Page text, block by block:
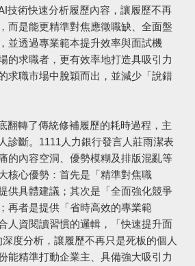
技術快速分析履歷內容，讓履歷不再
而是能更精準對焦應徵職缺、全面盤
並透過專業範本提升效率與面試機
的求職者，更有效率地打造具吸引力
求職市場中脫穎而出，並減少「說錯
翻轉了傳統修補履歷的耗時過程，主
診斷。1111人力銀行發言人莊雨潔表
的內容空洞、優勢模糊及排版混亂等
核心優勢：首先是「精準對焦職
供具體建議；其次是「全面強化競爭
再者是提供「省時高效的專業範
人資閱讀習慣的邏輯，「快速提升面
度分析，讓履歷不再只是死板的個人
能精準打動企業主、具備強大吸引力